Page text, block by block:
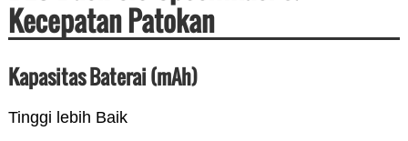
Kecepatan Patokan
Kapasitas Baterai (mAh)
Tinggi lebih Baik